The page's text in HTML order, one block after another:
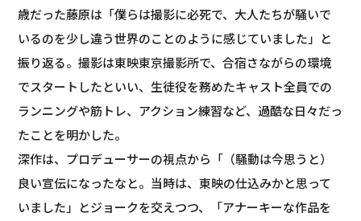
歳だった藤原は「僕らは撮影に必死で、大人たちが騒いで
いるのを少し違う世界のことのように感じていました」と
振り返る。撮影は東映東京撮影所で、合宿さながらの環境
でスタートしたといい、生徒役を務めたキャスト全員での
ランニングや筋トレ、アクション練習など、過酷な日々だっ
たことを明かした。
深作は、プロデューサーの視点から「（騒動は今思うと）
良い宣伝になったなと。当時は、東映の仕込みかと思って
いました」とジョークを交えつつ、「アナーキーな作品を